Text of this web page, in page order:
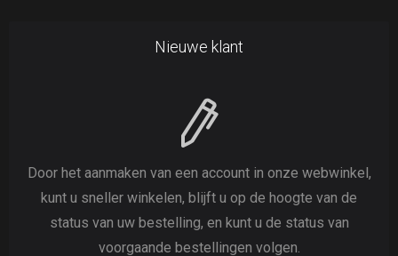
Nieuwe klant
Door het aanmaken van een account in onze webwinkel,
kunt u sneller winkelen, blijft u op de hoogte van de
status van uw bestelling, en kunt u de status van
voorgaande bestellingen volgen.